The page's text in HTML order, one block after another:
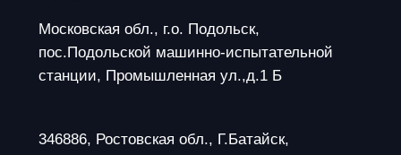
Московская обл., г.о. Подольск,
пос.Подольской машинно-испытательной
станции, Промышленная ул.,д.1 Б
346886, Ростовская обл., Г.Батайск,